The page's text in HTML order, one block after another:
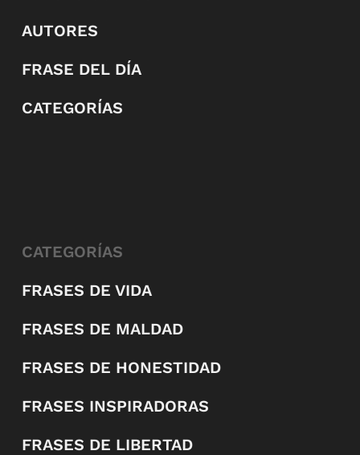
AUTORES
FRASE DEL DÍA
CATEGORÍAS
CATEGORÍAS
FRASES DE VIDA
FRASES DE MALDAD
FRASES DE HONESTIDAD
FRASES INSPIRADORAS
FRASES DE LIBERTAD